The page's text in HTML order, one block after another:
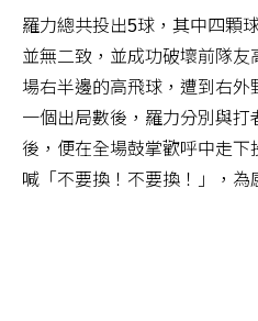
羅力總共投出5球，其中四顆
並無二致，並成功破壞前隊
場右半邊的高飛球，遭到右外
一個出局數後，羅力分別與
後，便在全場鼓掌歡呼中走下
喊「不要換！不要換！」，為